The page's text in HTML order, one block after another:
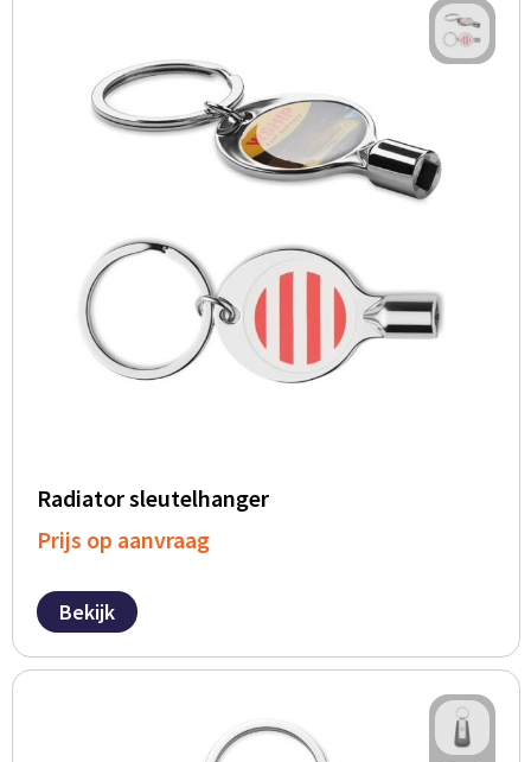
Radiator sleutelhanger
Prijs op aanvraag
Bekijk